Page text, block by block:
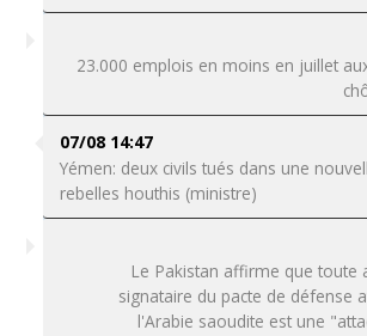
23.000 emplois en moins en juillet
07/08 14:47
Yémen: deux civils tués dans une
rebelles houthis (ministre)
Le Pakistan affirme que toute
signataire du pacte de défense
l'Arabie saoudite est une